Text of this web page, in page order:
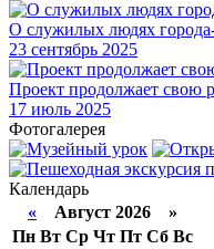
О служилых людях
23 сентябрь 2025
Проект продолжает свою
17 июль 2025
Фотогалерея
Календарь
« Август 2026 »
Пн Вт Ср Чт Пт Сб Вс